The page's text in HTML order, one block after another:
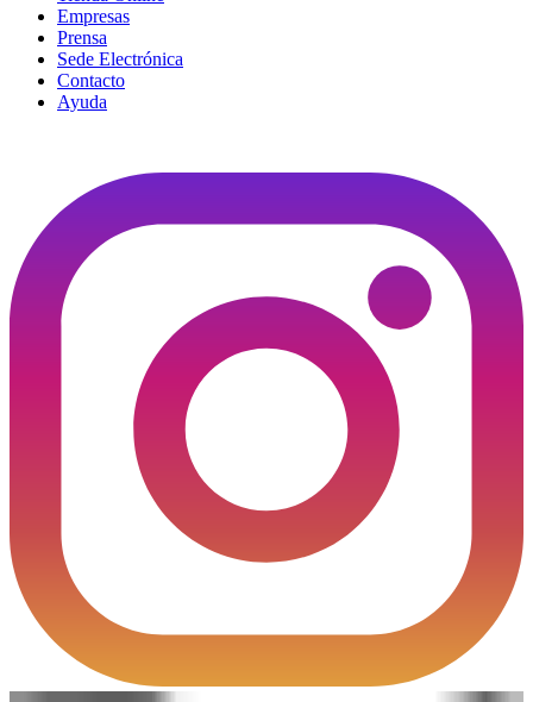
Empresas
Prensa
Sede Electrónica
Contacto
Ayuda